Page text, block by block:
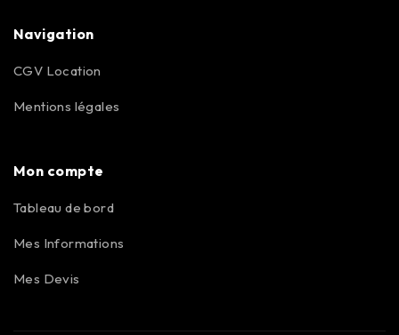
Navigation
CGV Location
Mentions légales
Mon compte
Tableau de bord
Mes Informations
Mes Devis